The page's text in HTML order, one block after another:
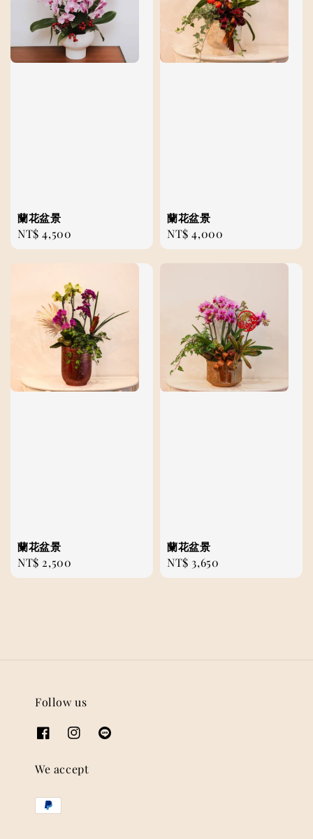
蘭花盆景
Regular
price
NT$ 4,500
蘭花盆景
Regular
price
NT$ 4,000
蘭花盆景
Regular
price
NT$ 2,500
蘭花盆景
Regular
price
NT$ 3,650
Follow us
We accept